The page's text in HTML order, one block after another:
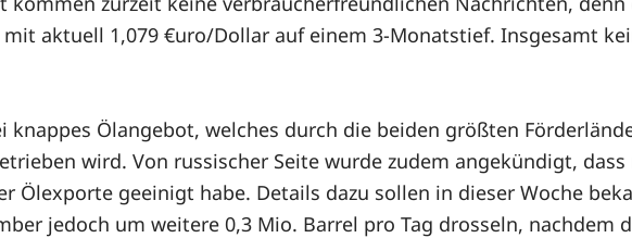
aktuell 1,079 €uro/Dollar auf einem 3-Monatstief. Insgesamt
Ölangebot, welches durch die beiden größten
wird. Von russischer Seite wurde zudem angekündigt,
Ölexporte geeinigt habe. Details dazu sollen in dieser Woche
jedoch um weitere 0,3 Mio. Barrel pro Tag drosseln, nachdem